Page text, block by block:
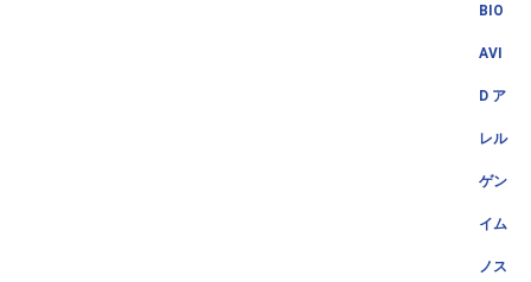
BIO
AVI
D ア
レル
ゲン
イム
ノス